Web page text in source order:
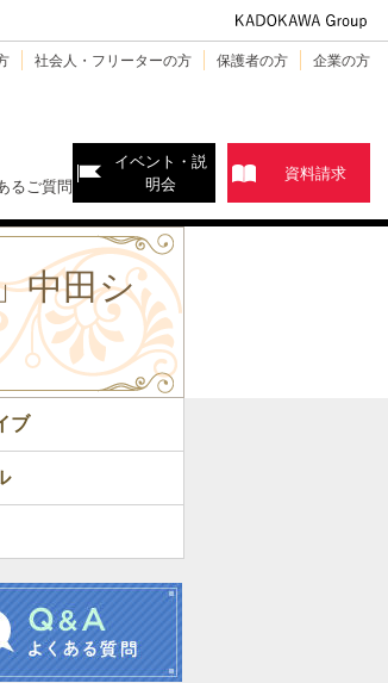
社会人・フリーターの方 保護者の方 企業の方
るご質問
イベント・説
明会
資料請求
中田シ
ブ